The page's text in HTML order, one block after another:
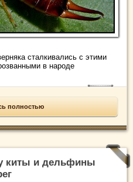
сталкивались с этими
в народе
полностью
киты и дельфины